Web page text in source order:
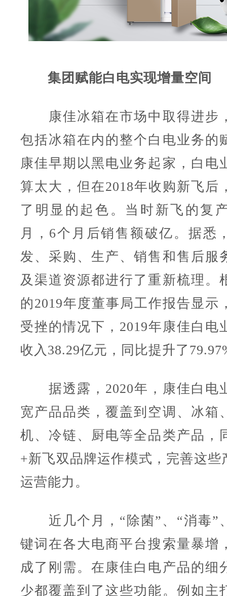
集团赋能白电实现增量空间
康佳冰箱在市场中取得进步
包括冰箱在内的整个白电业务的
康佳早期以黑电业务起家，白电
算太大，但在2018年收购新飞后
了明显的起色。当时新飞的复
月，6个月后销售额破亿。据悉
发、采购、生产、销售和售后服
及渠道资源都进行了重新梳理。
的2019年度董事局工作报告显示
受挫的情况下，2019年康佳白电
收入38.29亿元，同比提升了
据透露，2020年，康佳白电
宽产品品类，覆盖到空调、冰箱
机、冷链、厨电等全品类产品，
+新飞双品牌运作模式，完善这些
运营能力。
近几个月，“除菌”、“消毒”
键词在各大电商平台搜索量暴增
成了刚需。在康佳白电产品的细
少都覆盖到了这些功能。例如主